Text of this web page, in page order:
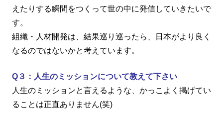
えたりする瞬間をつくって世の中に発信していきたいで
す。
組織・人材開発は、結果巡り巡ったら、日本がより良く
なるのではないかと考えています。
Q３：人生のミッションについて教えて下さい
人生のミッションと言えるような、かっこよく掲げてい
ることは正直ありません(笑)